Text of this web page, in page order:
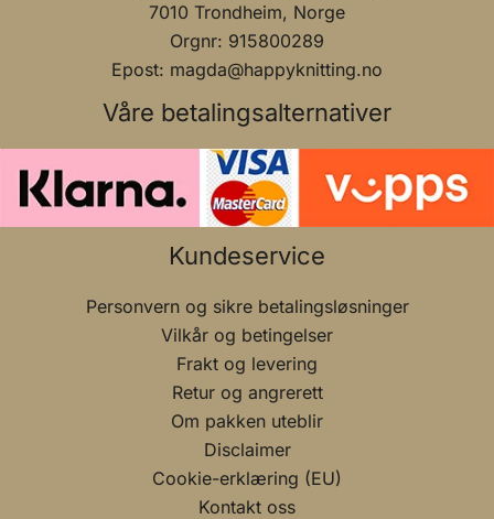
7010 Trondheim, Norge
Orgnr: 915800289
Epost: magda@happyknitting.no
Våre betalingsalternativer
Kundeservice
Personvern og sikre betalingsløsninger
Vilkår og betingelser
Frakt og levering
Retur og angrerett
Om pakken uteblir
Disclaimer
Cookie-erklæring (EU)
Kontakt oss